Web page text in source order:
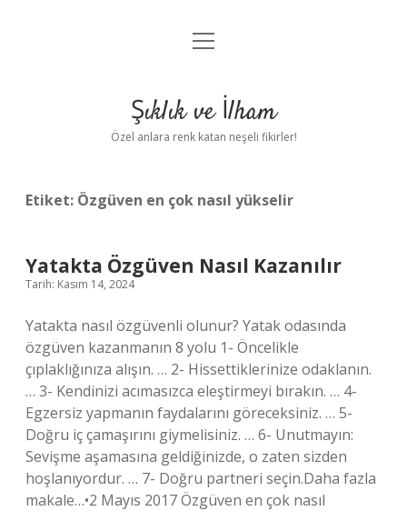
Anasayfa
Yasal Uyarı
menüyü
Şıklık ve İlham
Özel anlara renk katan neşeli fikirler!
Etiket: Özgüven en çok nasıl yükselir
Yatakta Özgüven Nasıl Kazanılır
Tarih: Kasım 14, 2024
Yatakta nasıl özgüvenli olunur? Yatak odasında
özgüven kazanmanın 8 yolu 1- Öncelikle
çıplaklığınıza alışın. … 2- Hissettiklerinize odaklanın.
… 3- Kendinizi acımasızca eleştirmeyi bırakın. … 4-
Egzersiz yapmanın faydalarını göreceksiniz. … 5-
Doğru iç çamaşırını giymelisiniz. … 6- Unutmayın:
Sevişme aşamasına geldiğinizde, o zaten sizden
hoşlanıyordur. … 7- Doğru partneri seçin.Daha fazla
makale…•2 Mayıs 2017 Özgüven en çok nasıl